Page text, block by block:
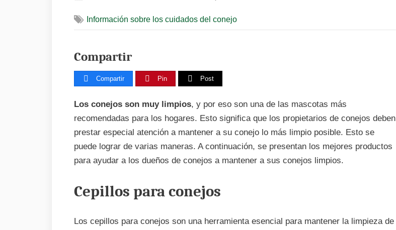
conejo
se
mantenga
limpio
Información sobre los cuidados del conejo
Compartir
Compartir Pin Post
Los conejos son muy limpios, y por eso son una de las mascotas más
recomendadas para los hogares. Esto significa que los propietarios de conejos deben
prestar especial atención a mantener a su conejo lo más limpio posible. Esto se
puede lograr de varias maneras. A continuación, se presentan los mejores productos
para ayudar a los dueños de conejos a mantener a sus conejos limpios.
Cepillos para conejos
Los cepillos para conejos son una herramienta esencial para mantener la limpieza de